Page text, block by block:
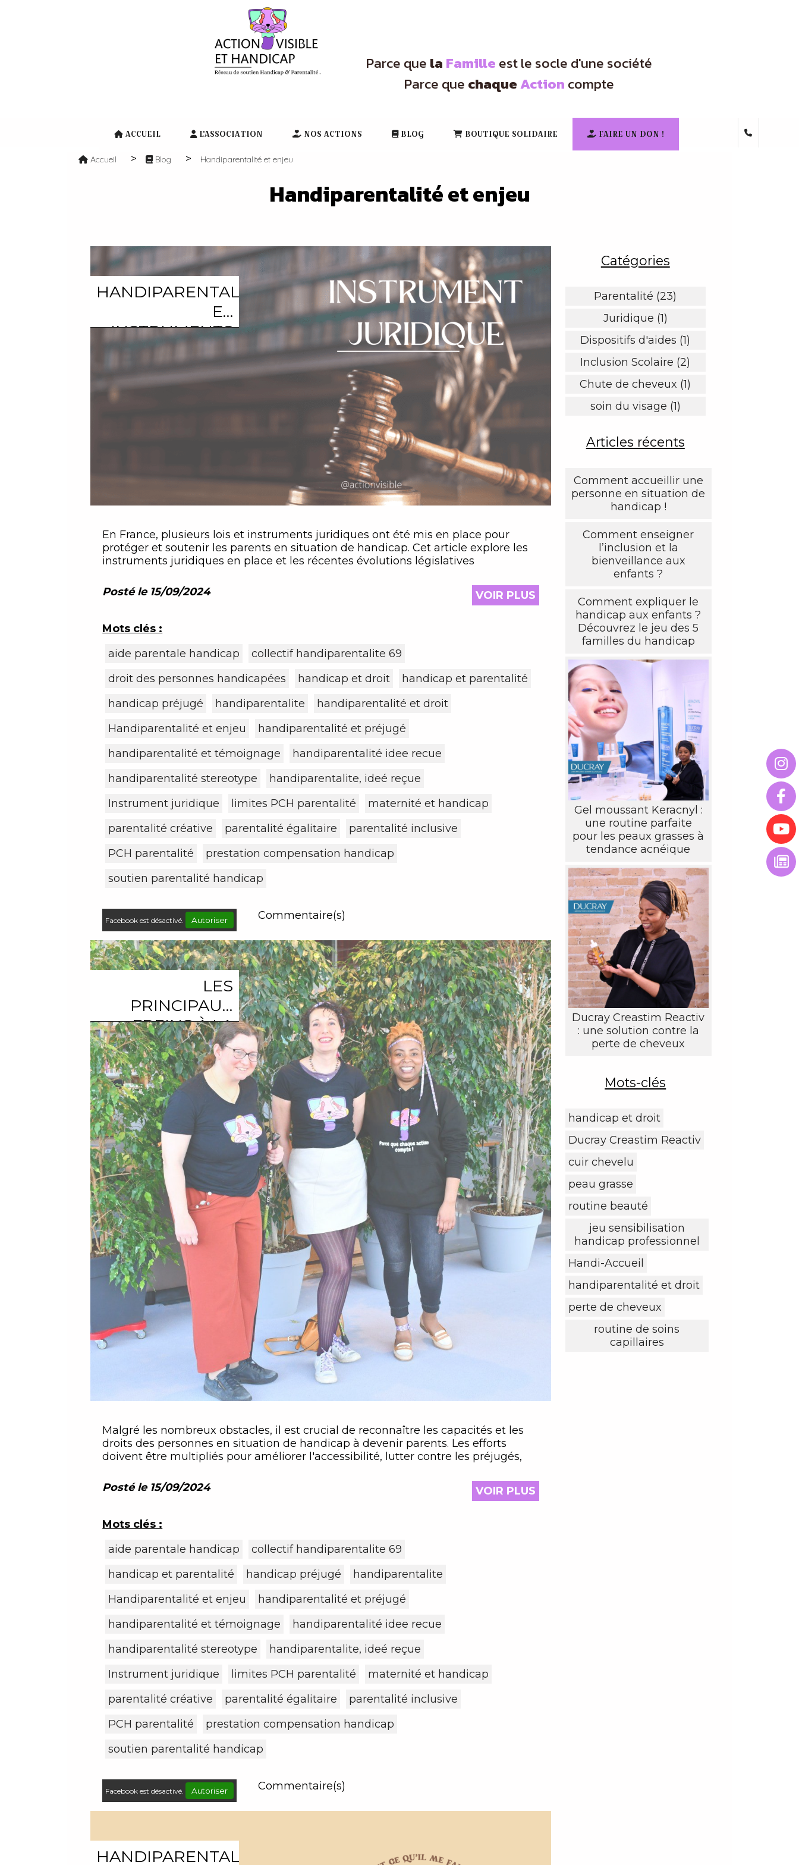
Parce que la Famille est le socle d'une société
Parce que chaqueAction compte
ACCUEIL L'ASSOCIATION NOS ACTIONS BLOG BOUTIQUE SOLIDAIRE FAIRE UN DON !
Accueil Blog Handiparentalité et enjeu
Handiparentalité et enjeu
HANDIPARENTALITÉ
ET
INSTRUMENTS
JURIDIQUES :
QUE DIT LA LOI
En France, plusieurs lois et instruments juridiques ont été mis en place pour
protéger et soutenir les parents en situation de handicap. Cet article explore les
instruments juridiques en place et les récentes évolutions législatives
Posté le 15/09/2024 VOIR PLUS
Mots clés :
aide parentale handicap
collectif handiparentalite 69
droit des personnes handicapées
handicap et droit
handicap et parentalité
handicap préjugé
handiparentalite
handiparentalité et droit
Handiparentalité et enjeu
handiparentalité et préjugé
handiparentalité et témoignage
handiparentalité idee recue
handiparentalité stereotype
handiparentalite, ideé reçue
Instrument juridique
limites PCH parentalité
maternité et handicap
parentalité créative
parentalité égalitaire
parentalité inclusive
PCH parentalité
prestation compensation handicap
soutien parentalité handicap
Facebook est désactivé. Autoriser Commentaire(s)
LES
PRINCIPAUX
FREINS À LA
HANDIPARENTALITÉ
Malgré les nombreux obstacles, il est crucial de reconnaître les capacités et les
droits des personnes en situation de handicap à devenir parents. Les efforts
doivent être multipliés pour améliorer l'accessibilité, lutter contre les préjugés,
Posté le 15/09/2024 VOIR PLUS
Mots clés :
aide parentale handicap
collectif handiparentalite 69
handicap et parentalité
handicap préjugé
handiparentalite
Handiparentalité et enjeu
handiparentalité et préjugé
handiparentalité et témoignage
handiparentalité idee recue
handiparentalité stereotype
handiparentalite, ideé reçue
Instrument juridique
limites PCH parentalité
maternité et handicap
parentalité créative
parentalité égalitaire
parentalité inclusive
PCH parentalité
prestation compensation handicap
soutien parentalité handicap
Facebook est désactivé. Autoriser Commentaire(s)
HANDIPARENTALITÉ
Catégories
Parentalité (23)
Juridique (1)
Dispositifs d'aides (1)
Inclusion Scolaire (2)
Chute de cheveux (1)
soin du visage (1)
Articles récents
Comment accueillir une
personne en situation de
handicap !
Comment enseigner
l’inclusion et la
bienveillance aux
enfants ?
Comment expliquer le
handicap aux enfants ?
Découvrez le jeu des 5
familles du handicap
Gel moussant Keracnyl :
une routine parfaite
pour les peaux grasses à
tendance acnéique
Ducray Creastim Reactiv
: une solution contre la
perte de cheveux
Mots-clés
handicap et droit
Ducray Creastim Reactiv
cuir chevelu
peau grasse
routine beauté
jeu sensibilisation
handicap professionnel
Handi-Accueil
handiparentalité et droit
perte de cheveux
routine de soins
capillaires